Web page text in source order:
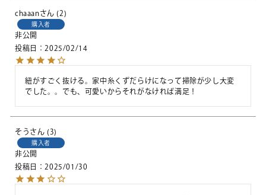
chaaan 2
購入者
非公開
投稿日
2025/02/14
紐がすごく抜ける。家中糸くずだらけになって掃除が少し大変
でした。。でも、可愛いからそれがなければ満足！
そう 3
購入者
非公開
投稿日
2025/01/30